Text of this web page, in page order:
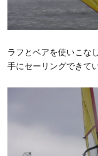
ラフとベアを使いこな
手にセーリングできて